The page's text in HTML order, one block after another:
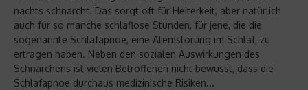
nachts schnarcht. Das sorgt oft für Heiterkeit, aber natürlich
auch für so manche schlaflose Stunden, für jene, die die
sogenannte Schlafapnoe, eine Atemstörung im Schlaf, zu
ertragen haben. Neben den sozialen Auswirkungen des
Schnarchens ist vielen Betroffenen nicht bewusst, dass die
Schlafapnoe durchaus medizinische Risiken...